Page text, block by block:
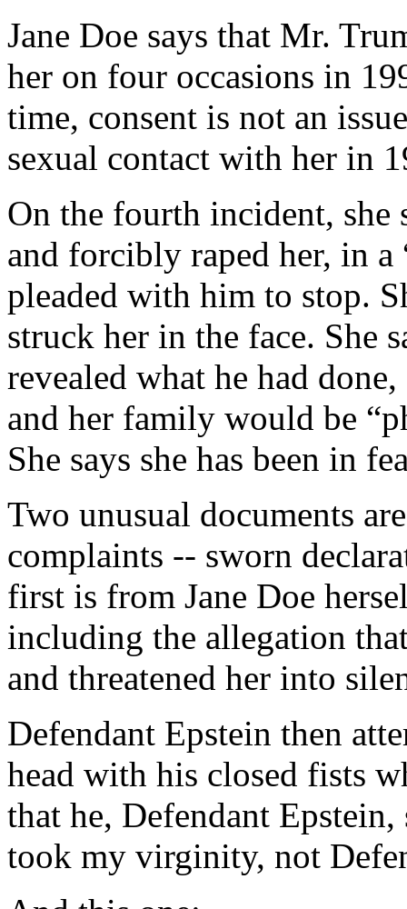
Jane Doe says that Mr.
her on four occasions in
time, consent is not an
sexual contact with her in
On the fourth incident, she
and forcibly raped her, in a
pleaded with him to stop.
struck her in the face. She
revealed what he had
and her family would be
She says she has been in
Two unusual documents
complaints -- sworn
first is from Jane Doe
including the allegation
and threatened her into
Defendant Epstein then
head with his closed fists
that he, Defendant
took my virginity, not